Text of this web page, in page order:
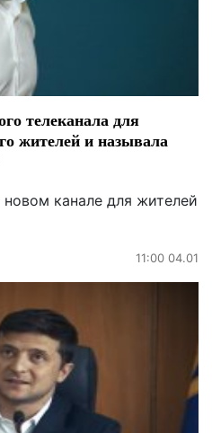
телеканала для
жителей и называла
канале для жителей
11:00 04.01